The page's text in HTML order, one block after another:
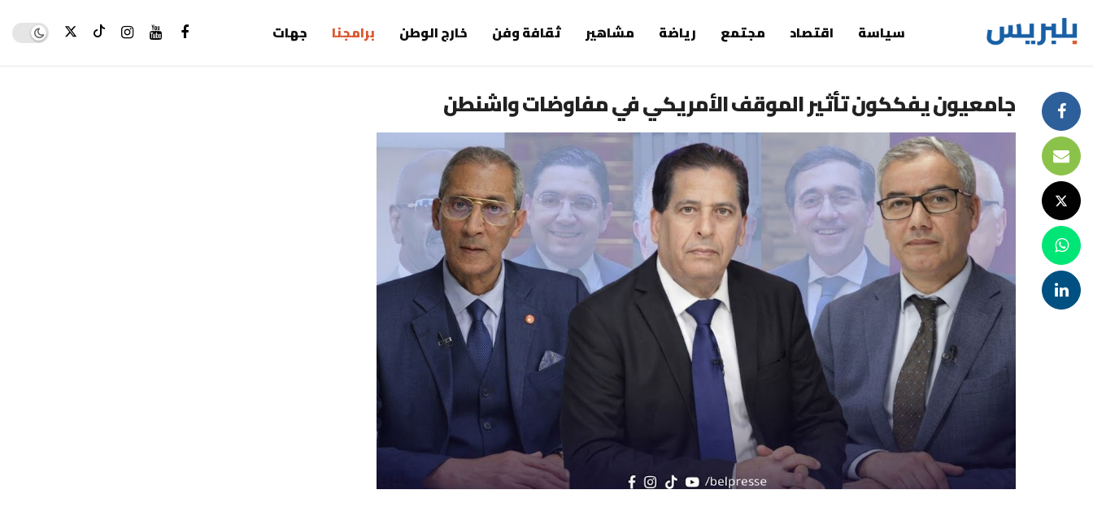
سياسة اقتصاد مجتمع رياضة مشاهير ثقافة وفن خارج الوطن برامجنا جهات mode
جامعيون يفككون تأثير الموقف الأمريكي في مفاوضات واشنطن